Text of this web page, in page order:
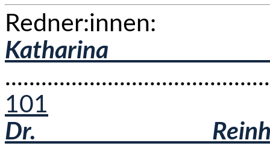
Redner:innen:
Katharina
101
Dr.